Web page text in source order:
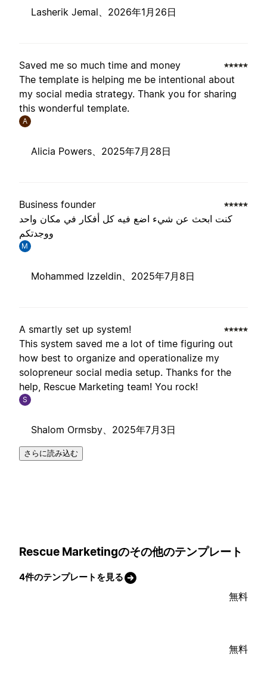
Lasherik Jemal、 2026年1月26日
Saved me so much time and money
The template is helping me be intentional about
my social media strategy. Thank you for sharing
this wonderful template.
A
Alicia Powers、 2025年7月28日
Business founder
كنت ابحث عن شيء اضع فيه كل أفكار في مكان واحد
ووجدتكم
M
Mohammed Izzeldin、 2025年7月8日
A smartly set up system!
This system saved me a lot of time figuring out
how best to organize and operationalize my
solopreneur social media setup. Thanks for the
help, Rescue Marketing team! You rock!
S
Shalom Ormsby、 2025年7月3日
さらに読み込む
Rescue Marketingのその他のテンプレート
4件のテンプレートを見る
無料
無料